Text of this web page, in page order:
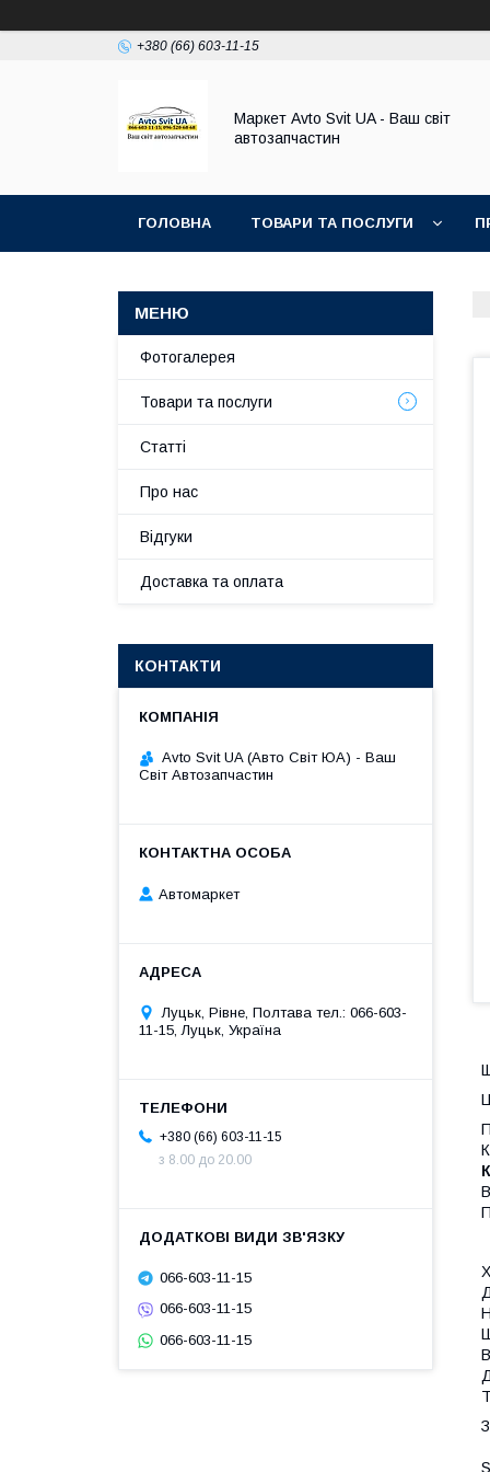
+380 (66) 603-11-15
Маркет Avto Svit UA - Ваш світ
автозапчастин
ГОЛОВНА ТОВАРИ ТА ПОСЛУГИ
Фотогалерея
Товари та послуги
Статті
Про нас
Відгуки
Доставка та оплата
КОНТАКТИ
Avto Svit UA (Авто Світ ЮА) - Ваш
Світ Автозапчастин
Автомаркет
Луцьк, Рівне, Полтава тел.: 066-603-
11-15, Луцьк, Україна
+380 (66) 603-11-15
з 8.00 до 20.00
066-603-11-15
066-603-11-15
066-603-11-15